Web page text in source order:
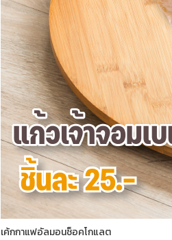
เค้กกาแฟอัลมอนช็อคโกแลต